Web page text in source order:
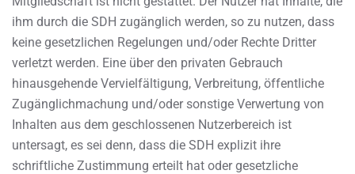
ihm durch die SDH zugänglich werden, so zu nutzen, dass
keine gesetzlichen Regelungen und/oder Rechte Dritter
verletzt werden. Eine über den privaten Gebrauch
hinausgehende Vervielfältigung, Verbreitung, öffentliche
Zugänglichmachung und/oder sonstige Verwertung von
Inhalten aus dem geschlossenen Nutzerbereich ist
untersagt, es sei denn, dass die SDH explizit ihre
schriftliche Zustimmung erteilt hat oder gesetzliche